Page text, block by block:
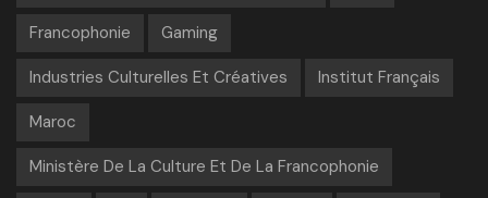
Francophonie Gaming
Industries Culturelles Et Créatives Institut Français
Maroc
Ministère De La Culture Et De La Francophonie